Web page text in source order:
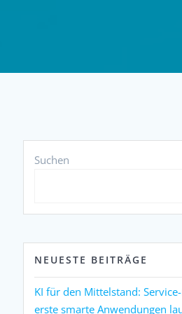
Suchen
NEUESTE BEITRÄGE
KI für den Mittelstand:
erste smarte Anwendungen